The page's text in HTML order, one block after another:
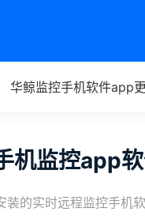
华鲸监控手机软件app
机监控app
的实时远程监控手机